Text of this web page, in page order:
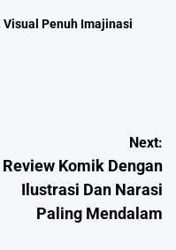
Visual Penuh Imajinasi
Next:
Review Komik Dengan
Ilustrasi Dan Narasi
Paling Mendalam